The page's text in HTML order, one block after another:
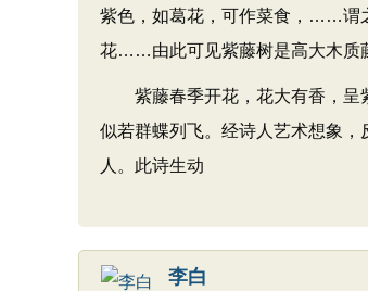
紫色，如葛花，可作菜食，……谓
花……由此可见紫藤树是高大木质
紫藤春季开花，花大有香，呈紫
似若群蝶列飞。经诗人艺术想象
人。此诗生动
李白